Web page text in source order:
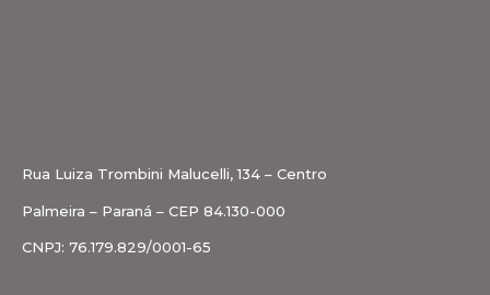
Rua Luiza Trombini Malucelli, 134 – Centro
Palmeira – Paraná – CEP 84.130-000
CNPJ: 76.179.829/0001-65